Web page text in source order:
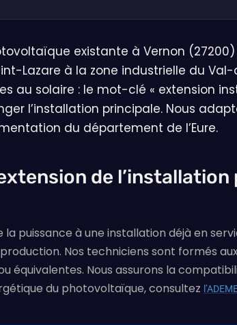
existante à Vernon (27200)
Lazare à la zone industrielle du
au solaire : le mot-clé « extension
l’installation principale. Nous
du département de l’Eure.
de
puissance à une installation déjà en
Nos techniciens sont formés
équivalentes. Nous assurons la
du photovoltaïque, consultez